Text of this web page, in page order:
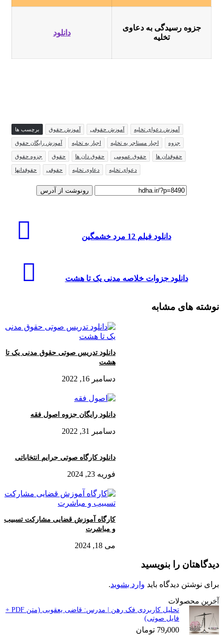
جزوه رسیدگی به دعاوی
تخلیه
دانلود
برچسب ها آموزش حقوق آموزش حقوقی آموزش دعوای تخلیه
آموزش رایگان حقوق اجبار به تخلیه اجبار مستاجر به تخلیه جزوه
جزوه حقوق حقوق حقوق دان ها حقوق عمومی حقوقدان ها
حقوقدانها حقوقی دعاوی تخلیه دعوای تخلیه
رونوشت از آدرس
دانلود فیلم 12 مرد خشمگین
دانلود جزوات خلاصه مدنی یک تا هشت
نوشته های مشابه
دانلود تدریس صوتی حقوق مدنی یک تا
هشت
دسامبر 16, 2022
دانلود رایگان جزوه اصول فقه
دسامبر 31, 2022
دانلود کارگاه صوتی جرایم انتخاباتی
فوریه 23, 2024
کارگاه آموزش قضایی مشارکت تسبیب
و مباشرت
می 18, 2024
دیدگاهتان را بنویسید
برای نوشتن دیدگاه باید وارد بشوید.
آخرین محصولات
تحلیل کاربردی فک رهن | مدرس: قاضی یعقوبی (متن PDF +
فایل صوتی)
79٫000 تومان